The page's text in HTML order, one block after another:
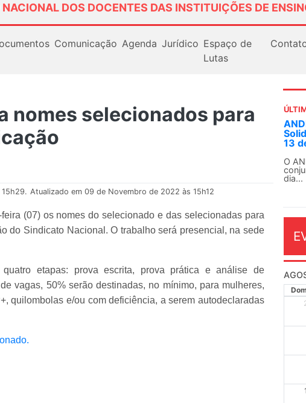
DOS DOCENTES DAS INSTITUIÇÕES DE
Comunicação Agenda Jurídico Espaço de
Lutas
nomes selecionados para
Atualizado em 09 de Novembro de 2022 às 15h12
(07) os nomes do selecionado e das selecionadas para
do Sindicato Nacional. O trabalho será presencial, na sede
etapas: prova escrita, prova prática e análise de
vagas, 50% serão destinadas, no mínimo, para mulheres,
quilombolas e/ou com deficiência, a serem autodeclaradas
13
O
dia...